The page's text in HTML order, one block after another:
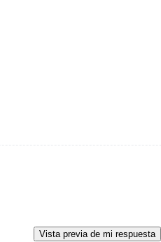
Vista previa de mi respuesta